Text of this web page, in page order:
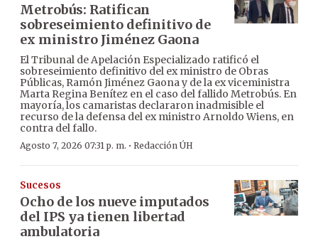
Metrobús: Ratifican
sobreseimiento definitivo de
ex ministro Jiménez Gaona
El Tribunal de Apelación Especializado ratificó el
sobreseimiento definitivo del ex ministro de Obras
Públicas, Ramón Jiménez Gaona y de la ex viceministra
Marta Regina Benítez en el caso del fallido Metrobús. En
mayoría, los camaristas declararon inadmisible el
recurso de la defensa del ex ministro Arnoldo Wiens, en
contra del fallo.
Agosto 7, 2026 07:31 p. m. · Redacción ÚH
Sucesos
Ocho de los nueve imputados
del IPS ya tienen libertad
ambulatoria